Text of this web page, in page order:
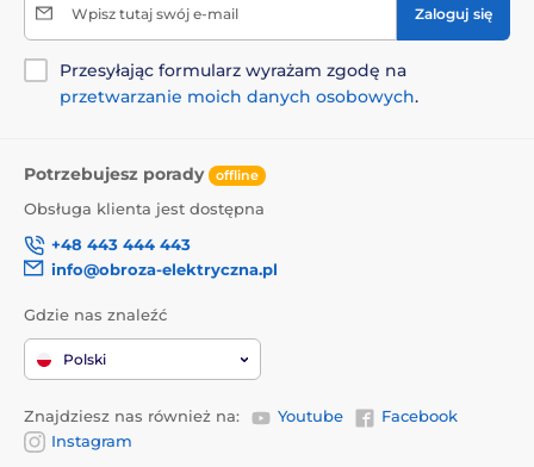
Wpisz tutaj swój e-mail Zaloguj się
Przesyłając formularz wyrażam zgodę na
przetwarzanie moich danych osobowych.
Potrzebujesz porady offline
Obsługa klienta jest dostępna
+48 443 444 443
info@obroza-elektryczna.pl
Gdzie nas znaleźć
Polski
Znajdziesz nas również na: Youtube
Facebook
Instagram